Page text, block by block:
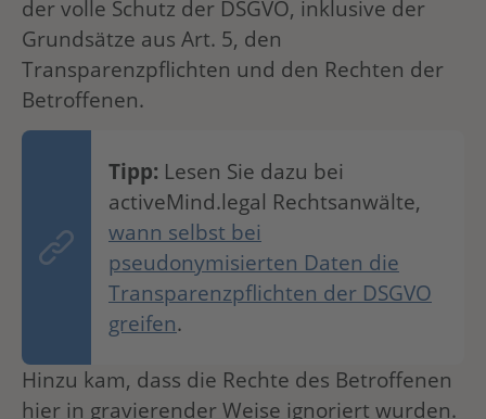
der volle Schutz der DSGVO, inklusive der
Grundsätze aus Art. 5, den
Transparenzpflichten und den Rechten der
Betroffenen.
Tipp: Lesen Sie dazu bei
activeMind.legal Rechtsanwälte,
wann selbst bei
pseudonymisierten Daten die
Transparenzpflichten der DSGVO
greifen.
Hinzu kam, dass die Rechte des Betroffenen
hier in gravierender Weise ignoriert wurden.